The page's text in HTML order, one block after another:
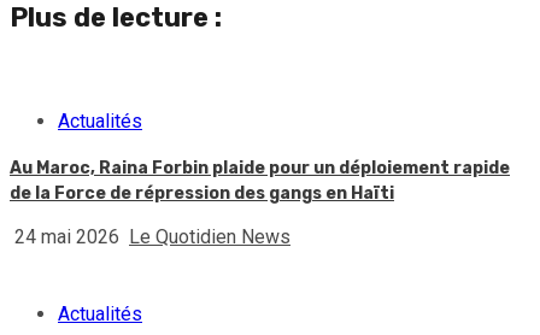
Plus de lecture :
Actualités
Au Maroc, Raina Forbin plaide pour un déploiement rapide
de la Force de répression des gangs en Haïti
24 mai 2026 Le Quotidien News
Actualités